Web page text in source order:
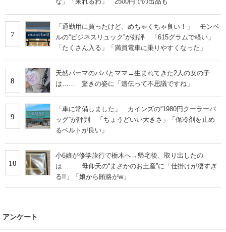
7
「通勤用に買ったけど、めちゃくちゃ良い！」 モンベ
ルの“ビジネスリュック”が好評 「615グラムで軽い」
「たくさん入る」「満員電車に乗りやすくなった」
8
天然パーマのパパとママ→生まれてきた2人の女の子
は…… 驚きの姿に「遺伝って不思議ですね」
9
「車に常備しました」 カインズの“1980円クーラーバ
ッグ”が評判 「ちょうどいい大きさ」「保冷剤を止め
るベルトが良い」
10
小6娘が修学旅行で栃木へ→帰宅後、取り出したの
は…… 母仰天の“まさかのお土産”に「仕掛けが凄すぎ
る!!」「娘から賄賂がw」
アンケート